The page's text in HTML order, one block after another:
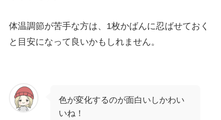
体温調節が苦手な方は、1枚かばんに忍ばせておく
と目安になって良いかもしれません。
色が変化するのが面白いしかわい
いね！